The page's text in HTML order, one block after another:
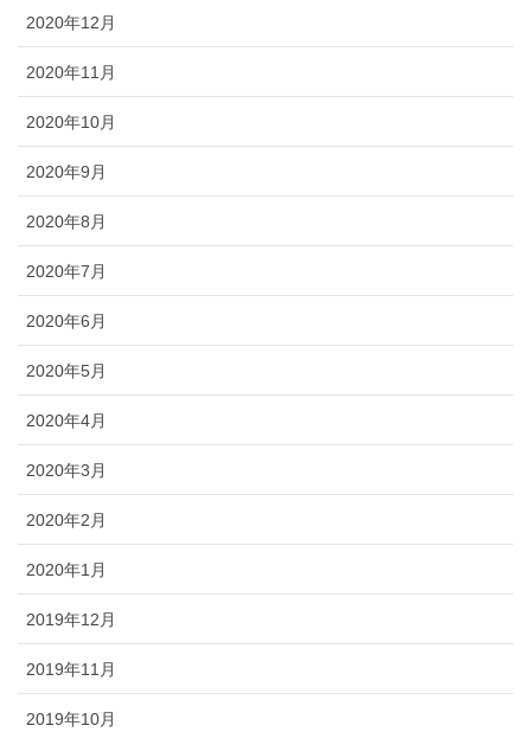
2020年12月
2020年11月
2020年10月
2020年9月
2020年8月
2020年7月
2020年6月
2020年5月
2020年4月
2020年3月
2020年2月
2020年1月
2019年12月
2019年11月
2019年10月